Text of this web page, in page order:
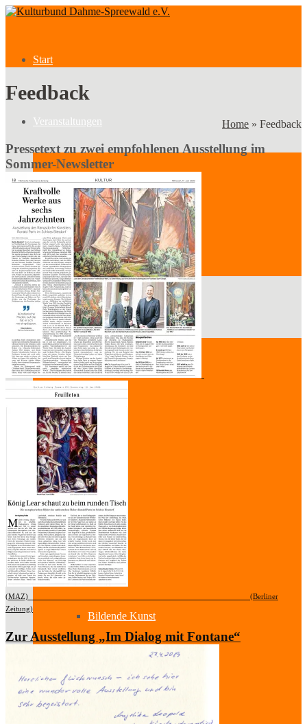
Start
Veranstaltungen
Veranstaltungen
Kategorien
Verein
Kontakt
Über uns
Geschichte
Sparten
Bildende Kunst
Ausstellungen
Feedback
Home » Feedback
Pressetext zu zwei empfohlenen Ausstellung im
Sommer-Newsletter
(MAZ) (Berliner
Zeitung)
Zur Ausstellung „Im Dialog mit Fontane“